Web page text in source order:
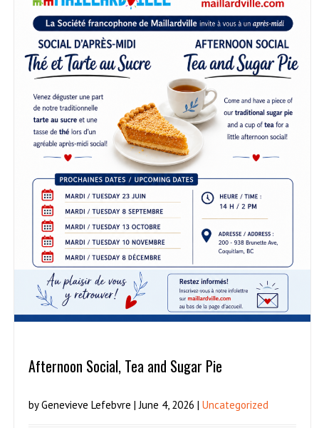
Afternoon Social, Tea and Sugar Pie
by Genevieve Lefebvre | June 4, 2026 |Uncategorized